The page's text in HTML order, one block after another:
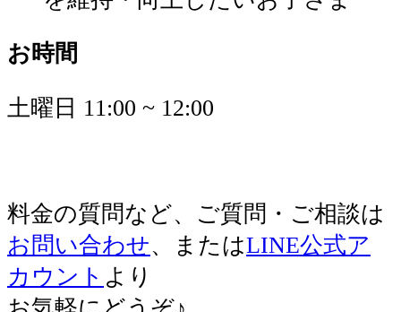
お時間
土曜日 11:00 ~ 12:00
料金の質問など、ご質問・ご相談は
お問い合わせ、またはLINE公式ア
カウント より